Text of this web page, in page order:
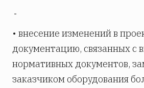
• внесение изменений в
документацию, связанных с
нормативных документов,
заказчиком оборудования